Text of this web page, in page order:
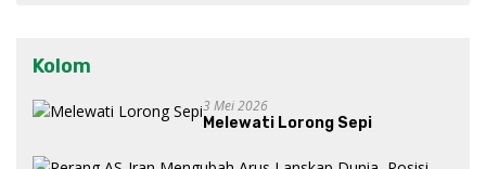
Kolom
3 Mei 2026
Melewati Lorong Sepi